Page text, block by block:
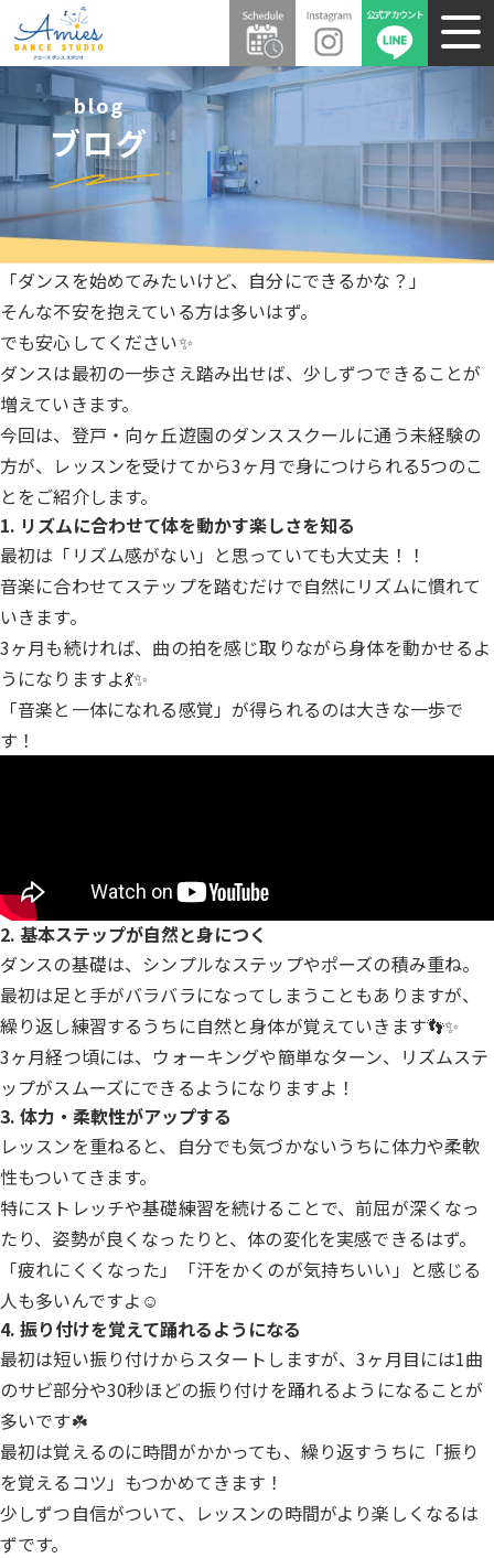
blog
ブログ
「ダンスを始めてみたいけど、自分にできるかな？」
そんな不安を抱えている方は多いはず。
でも安心してください✨
ダンスは最初の一歩さえ踏み出せば、少しずつできることが
増えていきます。
今回は、登戸・向ヶ丘遊園のダンススクールに通う未経験の
方が、レッスンを受けてから3ヶ月で身につけられる5つのこ
とをご紹介します。
1. リズムに合わせて体を動かす楽しさを知る
最初は「リズム感がない」と思っていても大丈夫！！
音楽に合わせてステップを踏むだけで自然にリズムに慣れて
いきます。
3ヶ月も続ければ、曲の拍を感じ取りながら身体を動かせるよ
うになりますよ💃✨
「音楽と一体になれる感覚」が得られるのは大きな一歩で
す！
2. 基本ステップが自然と身につく
ダンスの基礎は、シンプルなステップやポーズの積み重ね。
最初は足と手がバラバラになってしまうこともありますが、
繰り返し練習するうちに自然と身体が覚えていきます👣✨
3ヶ月経つ頃には、ウォーキングや簡単なターン、リズムステ
ップがスムーズにできるようになりますよ！
3. 体力・柔軟性がアップする
レッスンを重ねると、自分でも気づかないうちに体力や柔軟
性もついてきます。
特にストレッチや基礎練習を続けることで、前屈が深くなっ
たり、姿勢が良くなったりと、体の変化を実感できるはず。
「疲れにくくなった」「汗をかくのが気持ちいい」と感じる
人も多いんですよ☺️
4. 振り付けを覚えて踊れるようになる
最初は短い振り付けからスタートしますが、3ヶ月目には1曲
のサビ部分や30秒ほどの振り付けを踊れるようになることが
多いです☘️
最初は覚えるのに時間がかかっても、繰り返すうちに「振り
を覚えるコツ」もつかめてきます！
少しずつ自信がついて、レッスンの時間がより楽しくなるは
ずです。